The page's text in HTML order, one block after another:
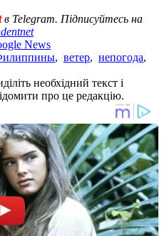
в Telegram. Підписуйтесь на
News
, ветер, непогода,
необхідний текст і
про це редакцію.